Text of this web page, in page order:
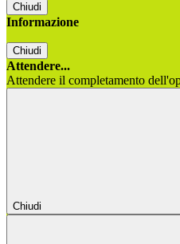
Chiudi
Informazione
Chiudi
Attendere...
Attendere il completamento
Chiudi